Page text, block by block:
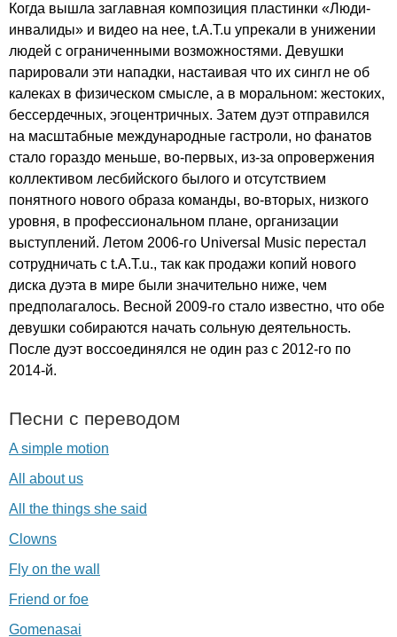
Когда вышла заглавная композиция пластинки «Люди-
инвалиды» и видео на нее, t.A.T.u упрекали в унижении
людей с ограниченными возможностями. Девушки
парировали эти нападки, настаивая что их сингл не об
калеках в физическом смысле, а в моральном: жестоких,
бессердечных, эгоцентричных. Затем дуэт отправился
на масштабные международные гастроли, но фанатов
стало гораздо меньше, во-первых, из-за опровержения
коллективом лесбийского былого и отсутствием
понятного нового образа команды, во-вторых, низкого
уровня, в профессиональном плане, организации
выступлений. Летом 2006-го Universal Music перестал
сотрудничать с t.A.T.u., так как продажи копий нового
диска дуэта в мире были значительно ниже, чем
предполагалось. Весной 2009-го стало известно, что обе
девушки собираются начать сольную деятельность.
После дуэт воссоединялся не один раз с 2012-го по
2014-й.
Песни с переводом
A simple motion
All about us
All the things she said
Clowns
Fly on the wall
Friend or foe
Gomenasai